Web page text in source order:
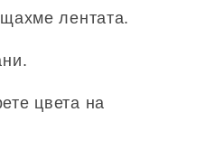
лентата.
цвета на